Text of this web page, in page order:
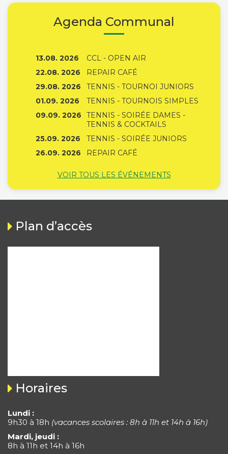
Agenda Communal
13.08. 2026
CCL - OPEN AIR
22.08. 2026
REPAIR CAFÉ
29.08. 2026
TENNIS - TOURNOI JUNIORS
01.09. 2026
TENNIS - TOURNOIS SIMPLES
09.09. 2026
TENNIS - SOIRÉE DAMES -
TENNIS & COCKTAILS
25.09. 2026
TENNIS - SOIRÉE JUNIORS
26.09. 2026
REPAIR CAFÉ
VOIR TOUS LES ÉVÉNEMENTS
Plan d’accès
Horaires
Lundi :
9h30 à 18h (vacances scolaires : 8h à 11h et 14h à 16h)
Mardi, jeudi :
8h à 11h et 14h à 16h